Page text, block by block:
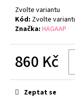
Zvolte variantu
Kód: Zvolte
Značka: HAGAAP
860 Kč
cena:
Zeptat se
o
p
o
r
u
č
u